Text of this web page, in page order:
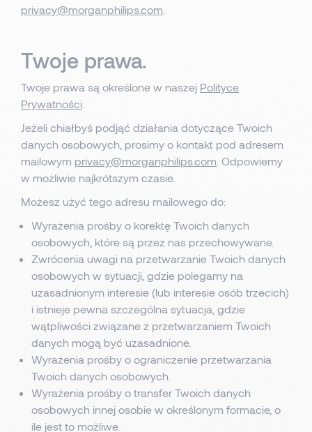
privacy@morganphilips.com
Twoje prawa.
Twoje prawa są określone w naszej Polityce
Prywatności
Jeżeli chiałbyś podjąć działania dotyczące Twoich
danych osobowych, prosimy o kontakt pod adresem
mailowym privacy@morganphilips.com . Odpowiemy
w możliwie najkrótszym czasie.
Możesz użyć tego adresu mailowego do:
Wyrażenia prośby o korektę Twoich danych
osobowych, które są przez nas przechowywane.
Zwrócenia uwagi na przetwarzanie Twoich danych
osobowych w sytuacji, gdzie polegamy na
uzasadnionym interesie (lub interesie osób trzecich)
i istnieje pewna szczególna sytuacja, gdzie
wątpliwości związane z przetwarzaniem Twoich
danych mogą być uzasadnione.
Wyrażenia prośby o ograniczenie przetwarzania
Twoich danych osobowych.
Wyrażenia prośby o transfer Twoich danych
osobowych innej osobie w określonym formacie, o
ile jest to możliwe.